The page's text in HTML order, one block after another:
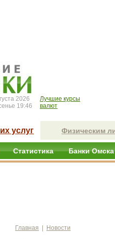
2026
19:46
Лучшие курсы
валют
услуг Физическим
Статистика Банки Омска
Главная Новости